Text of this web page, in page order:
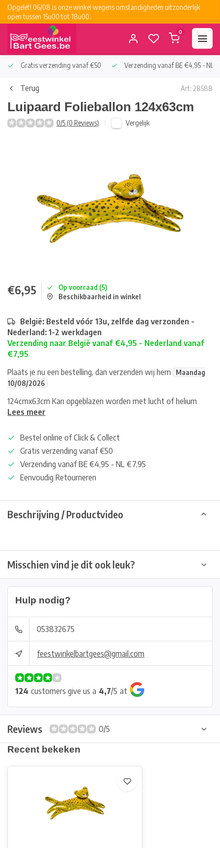
Opgelet! 06/08 is onze winkel wegens omstandigheden uitzonderlijk
open tussen 15u00 tot 18u00.
0
Gratis verzending vanaf €50 Verzending vanaf BE €4,95 - NL
Terug Art: 28588
Luipaard Folieballon 124x63cm
0/5 (0 Reviews) Vergelijk
€6,95
Op voorraad (5)
Beschikbaarheid in winkel
België: Besteld vóór 13u, zelfde dag verzonden -
Nederland: 1-2 werkdagen
Verzending naar België vanaf €4,95 - Nederland vanaf
€7,95
Plaats je nu een bestelling, dan verzenden wij hem
Maandag
10/08/2026
124cmx63cm Kan opgeblazen worden met lucht of helium
Lees meer
Bestel online of Click & Collect
Gratis verzending vanaf €50
Verzending vanaf BE €4,95 - NL €7,95
Eenvoudig Retourneren
Beschrijving / Productvideo
Misschien vind je dit ook leuk?
Hulp nodig?
053832675
feestwinkelbartgees@gmail.com
124 customers give us a 4,7/5 at
Reviews
0/5
Recent bekeken